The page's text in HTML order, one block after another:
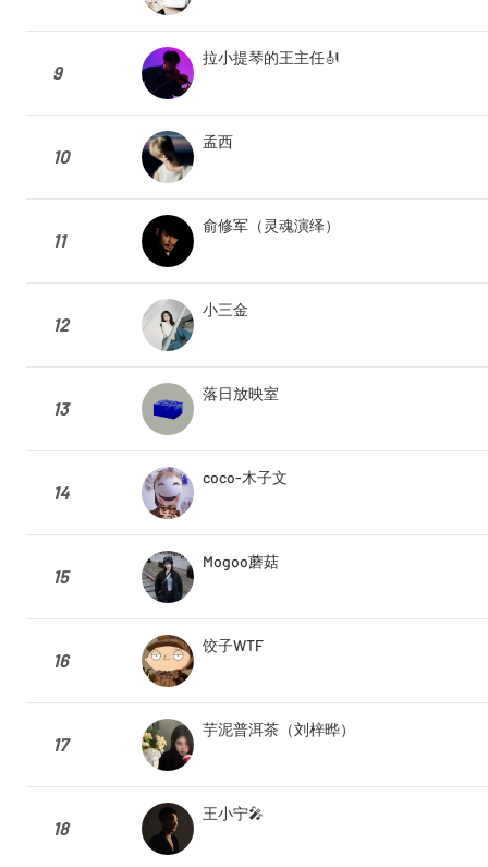
9
拉小提琴的王主任🎻
10
孟西
11
俞修军（灵魂演绎）
12
小三金
13
落日放映室
14
coco-木子文
15
Mogoo蘑菇
16
饺子WTF
17
芋泥普洱茶（刘梓晔）
18
王小宁🎤